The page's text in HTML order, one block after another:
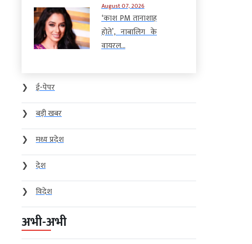
August 07, 2026
‘काश PM तानाशाह
होते’, नाबालिग के
वायरल...
❯
ई-पेपर
❯
बड़ी खबर
❯
मध्य प्रदेश
❯
देश
❯
विदेश
अभी-अभी